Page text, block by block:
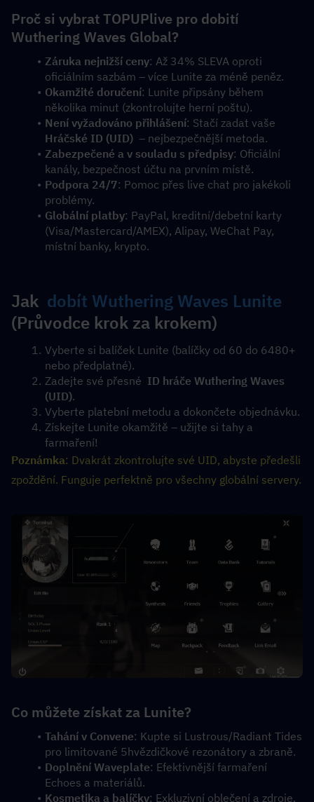
Proč si vybrat TOPUPlive pro dobití
Wuthering Waves Global?
Záruka nejnižší ceny: Až 34% SLEVA oproti
oficiálním sazbám – více Lunite za méně peněz.
Okamžité doručení: Lunite připsány během
několika minut (zkontrolujte herní poštu).
Není vyžadováno přihlášení
Hráčské ID (UID)
  – nejbezpečnější metoda.
Zabezpečené a v souladu s předpisy: Oficiální
kanály, bezpečnost účtu na prvním místě.
Podpora 24/7: Pomoc přes live chat pro jakékoli
problémy.
Globální platby: PayPal, kreditní/debetní karty
(Visa/Mastercard/AMEX), Alipay, WeChat Pay,
místní banky, krypto.
Jak dobít Wuthering Waves Lunite
(Průvodce krok za krokem)
Vyberte si balíček Lunite (balíčky od 60 do 6480+
nebo předplatné).
Zadejte své přesné ID hráče Wuthering Waves
(UID).
Vyberte platební metodu a dokončete objednávku.
Získejte Lunite okamžitě – užijte si tahy a
farmaření!
Poznámka: Dvakrát zkontrolujte své UID, abyste předešli
zpoždění. Funguje perfektně pro všechny globální servery.
Co můžete získat za Lunite?
Tahání v Convene: Kupte si Lustrous/Radiant Tides
pro limitované 5hvězdičkové rezonátory a zbraně.
Doplnění Waveplate: Efektivnější farmaření
Echoes a materiálů.
Kosmetika a balíčky: Exkluzivní oblečení a zdroje.